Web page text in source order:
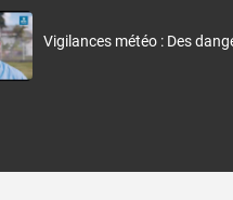
Vigilances météo : Des